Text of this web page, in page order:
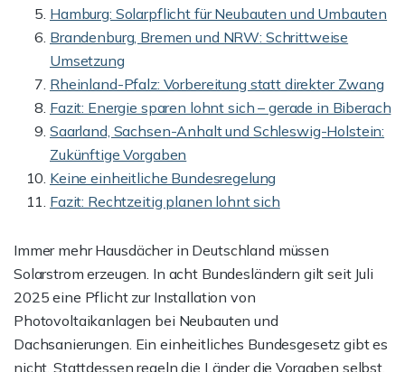
Hamburg: Solarpflicht für Neubauten und Umbauten
Brandenburg, Bremen und NRW: Schrittweise
Umsetzung
Rheinland-Pfalz: Vorbereitung statt direkter Zwang
Fazit: Energie sparen lohnt sich – gerade in Biberach
Saarland, Sachsen-Anhalt und Schleswig-Holstein:
Zukünftige Vorgaben
Keine einheitliche Bundesregelung
Fazit: Rechtzeitig planen lohnt sich
Immer mehr Hausdächer in Deutschland müssen
Solarstrom erzeugen. In acht Bundesländern gilt seit Juli
2025 eine Pflicht zur Installation von
Photovoltaikanlagen bei Neubauten und
Dachsanierungen. Ein einheitliches Bundesgesetz gibt es
nicht. Stattdessen regeln die Länder die Vorgaben selbst.